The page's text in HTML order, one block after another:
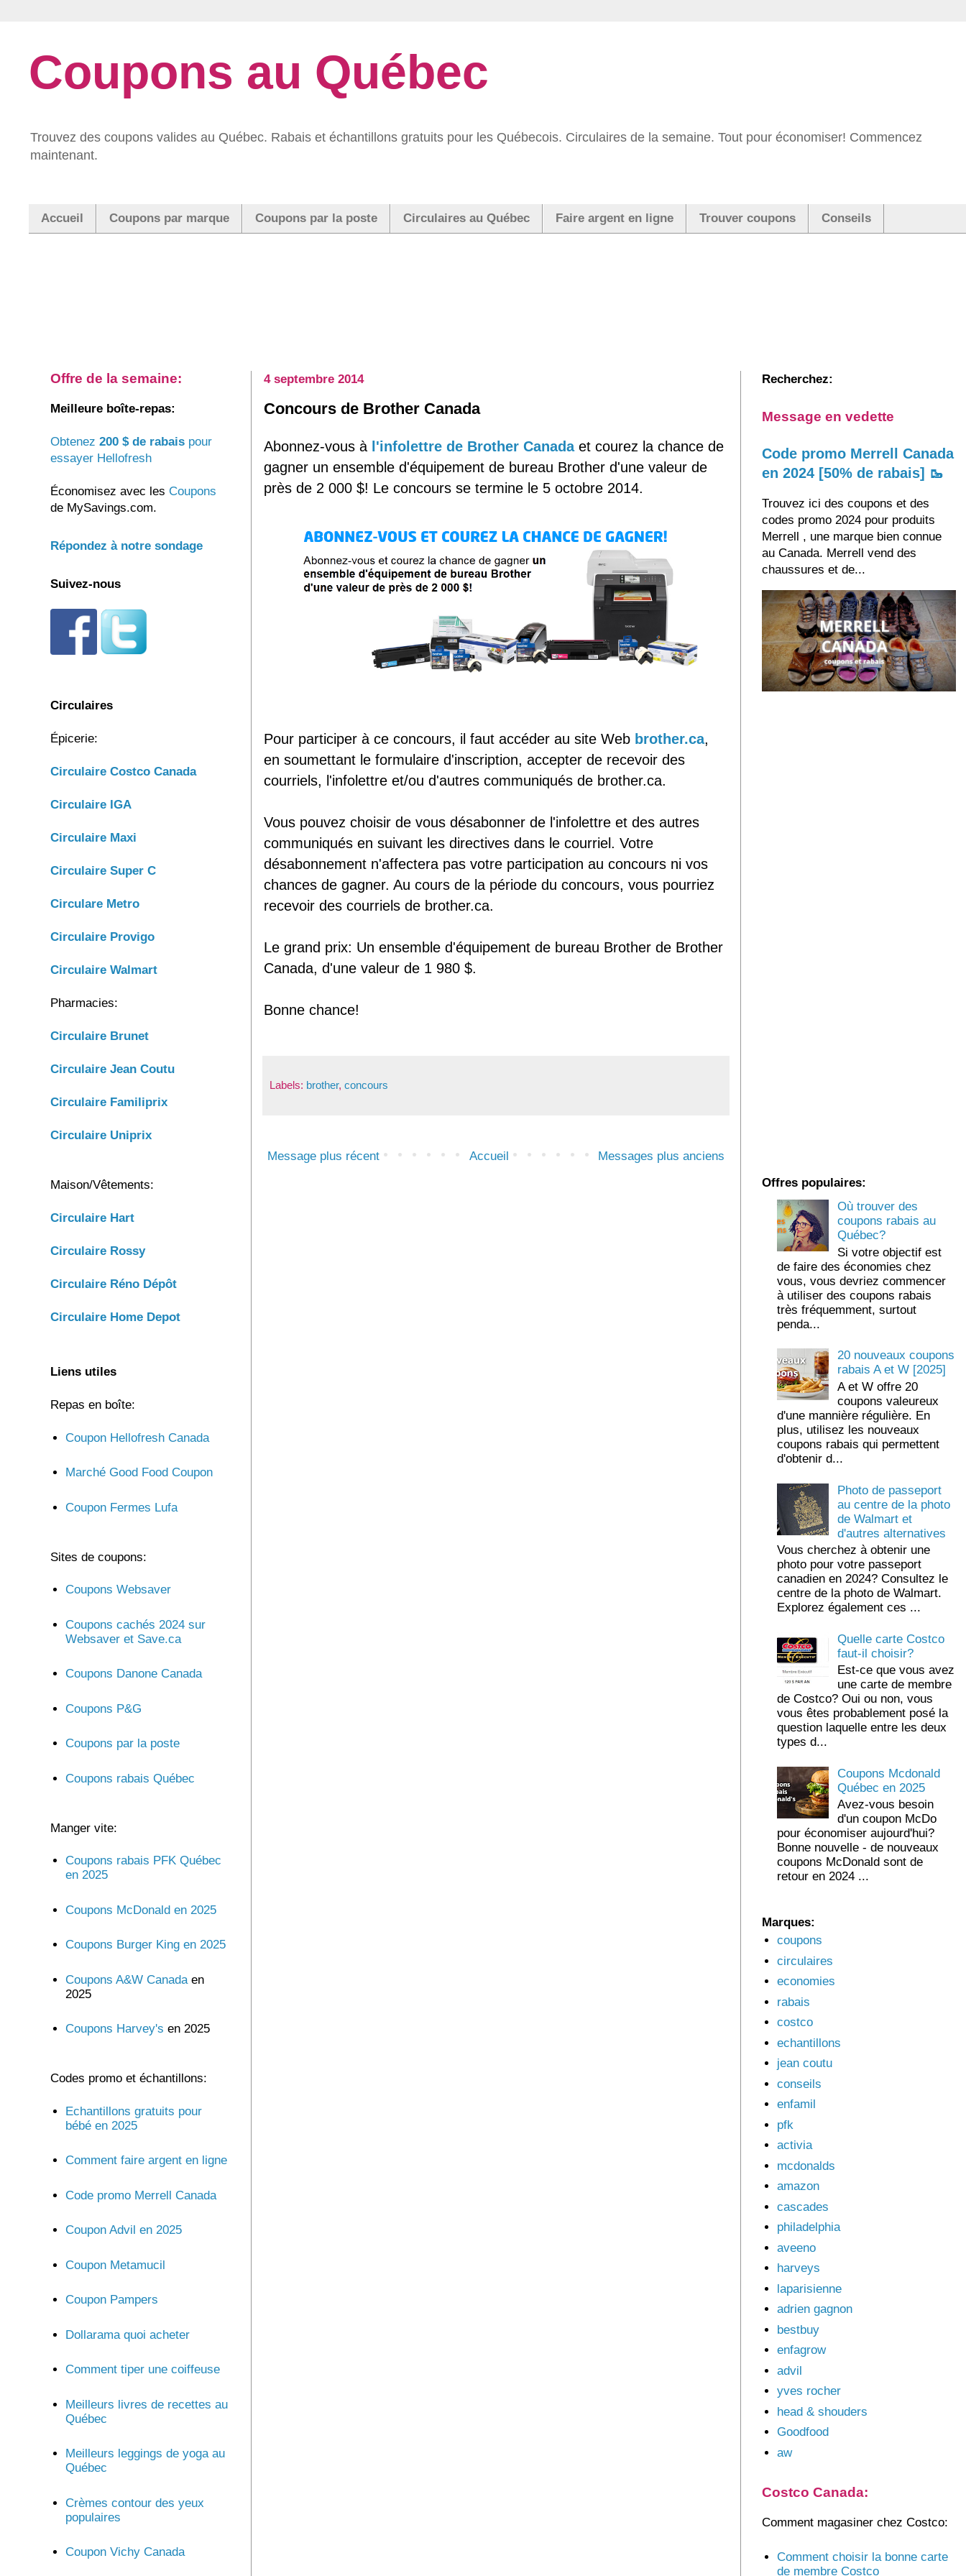
Coupons au Québec
Trouvez des coupons valides au Québec. Rabais et échantillons gratuits pour les Québecois. Circulaires de la semaine. Tout pour économiser! Commencez
maintenant.
Accueil Coupons par marque Coupons par la poste Circulaires au Québec Faire argent en ligne Trouver coupons Conseils
4 septembre 2014
Concours de Brother Canada
Abonnez-vous à l'infolettre de Brother Canadaet courez la chance de
gagner un ensemble d'équipement de bureau Brother d'une valeur de
près de 2 000 $! Le concours se termine le 5 octobre 2014.
Pour participer à ce concours, il faut accéder au site Web brother.ca,
en soumettant le formulaire d'inscription, accepter de recevoir des
courriels, l'infolettre et/ou d'autres communiqués de brother.ca.
Vous pouvez choisir de vous désabonner de l'infolettre et des autres
communiqués en suivant les directives dans le courriel. Votre
désabonnement n'affectera pas votre participation au concours ni vos
chances de gagner. Au cours de la période du concours, vous pourriez
recevoir des courriels de brother.ca.
Le grand prix: Un ensemble d'équipement de bureau Brother de Brother
Canada, d'une valeur de 1 980 $.
Bonne chance!
Labels: brother, concours
Message plus récent Messages plus anciens
Accueil
Offre de la semaine:
Meilleure boîte-repas:
Obtenez 200 $ de rabais pour
essayer Hellofresh
Économisez avec les Coupons
de MySavings.com.
Répondez à notre sondage
Suivez-nous
Circulaires
Épicerie:
Circulaire Costco Canada
Circulaire IGA
Circulaire Maxi
Circulaire Super C
Circulare Metro
Circulaire Provigo
Circulaire Walmart
Pharmacies:
Circulaire Brunet
Circulaire Jean Coutu
Circulaire Familiprix
Circulaire Uniprix
Maison/Vêtements:
Circulaire Hart
Circulaire Rossy
Circulaire Réno Dépôt
Circulaire Home Depot
Liens utiles
Repas en boîte:
Coupon Hellofresh Canada
Marché Good Food Coupon
Coupon Fermes Lufa
Sites de coupons:
Coupons Websaver
Coupons cachés 2024 sur
Websaver et Save.ca
Coupons Danone Canada
Coupons P&G
Coupons par la poste
Coupons rabais Québec
Manger vite:
Coupons rabais PFK Québec
en 2025
Coupons McDonald en 2025
Coupons Burger King en 2025
Coupons A&W Canada en
2025
Coupons Harvey's en 2025
Codes promo et échantillons:
Echantillons gratuits pour
bébé en 2025
Comment faire argent en ligne
Code promo Merrell Canada
Coupon Advil en 2025
Coupon Metamucil
Coupon Pampers
Dollarama quoi acheter
Comment tiper une coiffeuse
Meilleurs livres de recettes au
Québec
Meilleurs leggings de yoga au
Québec
Crèmes contour des yeux
populaires
Coupon Vichy Canada
Recherchez:
Message en vedette
Code promo Merrell Canada
en 2024 [50% de rabais] 🥾
Trouvez ici des coupons et des
codes promo 2024 pour produits
Merrell , une marque bien connue
au Canada. Merrell vend des
chaussures et de...
Offres populaires:
Où trouver des
coupons rabais au
Québec?
Si votre objectif est
de faire des économies chez
vous, vous devriez commencer
à utiliser des coupons rabais
très fréquemment, surtout
penda...
20 nouveaux coupons
rabais A et W [2025]
A et W offre 20
coupons valeureux
d'une mannière régulière. En
plus, utilisez les nouveaux
coupons rabais qui permettent
d'obtenir d...
Photo de passeport
au centre de la photo
de Walmart et
d'autres alternatives
Vous cherchez à obtenir une
photo pour votre passeport
canadien en 2024? Consultez le
centre de la photo de Walmart.
Explorez également ces ...
Quelle carte Costco
faut-il choisir?
Est-ce que vous avez
une carte de membre
de Costco? Oui ou non, vous
vous êtes probablement posé la
question laquelle entre les deux
types d...
Coupons Mcdonald
Québec en 2025
Avez-vous besoin
d'un coupon McDo
pour économiser aujourd'hui?
Bonne nouvelle - de nouveaux
coupons McDonald sont de
retour en 2024 ...
Marques:
coupons
circulaires
economies
rabais
costco
echantillons
jean coutu
conseils
enfamil
pfk
activia
mcdonalds
amazon
cascades
philadelphia
aveeno
harveys
laparisienne
adrien gagnon
bestbuy
enfagrow
advil
yves rocher
head & shouders
Goodfood
aw
Costco Canada:
Comment magasiner chez Costco:
Comment choisir la bonne carte
de membre Costco